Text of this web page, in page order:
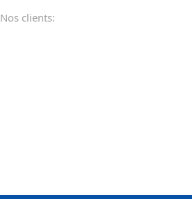
Nos clients: